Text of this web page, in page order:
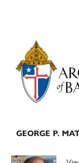
Primary
Sidebar
GEORGE P.